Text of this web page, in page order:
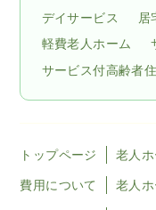
デイサービス
居
軽費老人ホーム
サービス付高齢者
トップページ 老人
費用について 老人